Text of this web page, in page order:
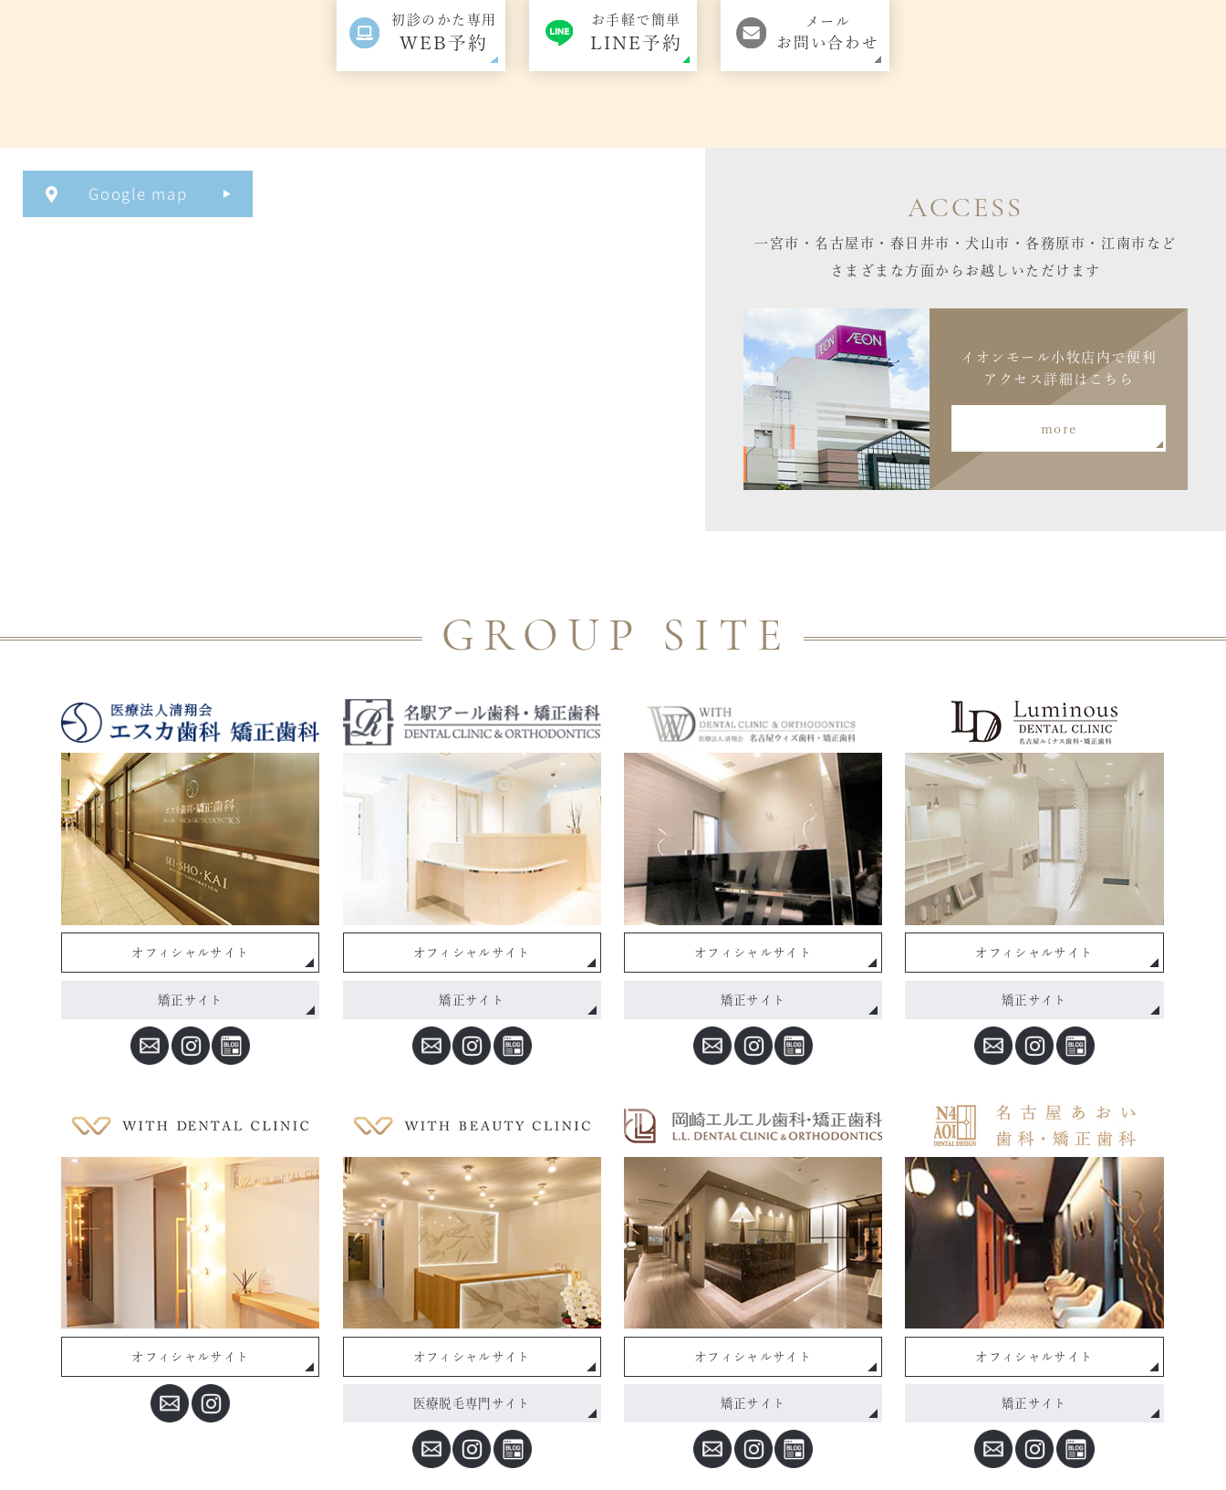
初診のかた専用
WEB予約
お手軽で簡単
LINE予約
メール
お問い合わせ
Google map
ACCESS
一宮市・名古屋市・春日井市・犬山市・各務原市・江南市など
さまざまな方面からお越しいただけます
イオンモール小牧店内で便利
アクセス詳細はこちら
more
GROUP SITE
オフィシャルサイト
矯正サイト
オフィシャルサイト
矯正サイト
オフィシャルサイト
矯正サイト
オフィシャルサイト
矯正サイト
オフィシャルサイト オフィシャルサイト
医療脱毛専門サイト
オフィシャルサイト
矯正サイト
オフィシャルサイト
矯正サイト